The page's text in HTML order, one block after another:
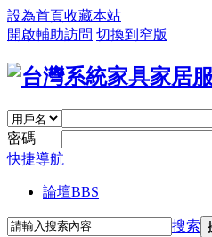
設為首頁收藏本站
開啟輔助訪問 切換到窄版
密碼
快捷導航
論壇BBS
搜索